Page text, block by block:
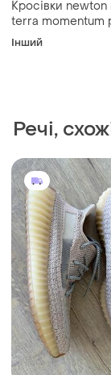
Кросівки
terra momentum
Інший
Речі,